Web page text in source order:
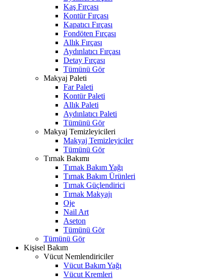
Kaş Fırçası
Kontür Fırçası
Kapatıcı Fırçası
Fondöten Fırçası
Allık Fırçası
Aydınlatıcı Fırçası
Detay Fırçası
Tümünü Gör
Makyaj Paleti
Far Paleti
Kontür Paleti
Allık Paleti
Aydınlatıcı Paleti
Tümünü Gör
Makyaj Temizleyicileri
Makyaj Temizleyiciler
Tümünü Gör
Tırnak Bakımı
Tırnak Bakım Yağı
Tırnak Bakım Ürünleri
Tırnak Güçlendirici
Tırnak Makyajı
Oje
Nail Art
Aseton
Tümünü Gör
Tümünü Gör
Kişisel Bakım
Vücut Nemlendiriciler
Vücut Bakım Yağı
Vücut Kremleri